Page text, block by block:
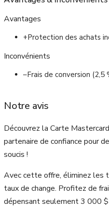
Avantages
+Protection des achats
Inconvénients
–Frais de conversion (2,5
Notre avis
Découvrez la Carte
partenaire de confiance pour
soucis !
Avec cette offre, éliminez les
taux de change. Profitez de
dépensant seulement 3 000 $